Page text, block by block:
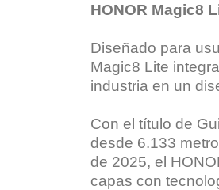
HONOR Magic8
Diseñado para
Magic8 Lite
industria en un
Con el título de
desde 6.133
de 2025, el
capas con